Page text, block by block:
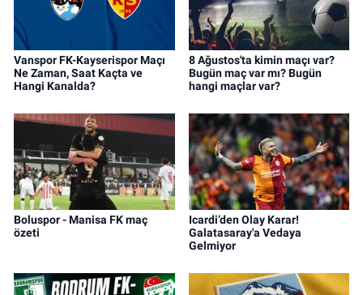
Vanspor FK-Kayserispor Maçı
Ne Zaman, Saat Kaçta ve
Hangi Kanalda?
8 Ağustos'ta kimin maçı var?
Bugün maç var mı? Bugün
hangi maçlar var?
Boluspor - Manisa FK maç
özeti
Icardi’den Olay Karar!
Galatasaray'a Vedaya
Gelmiyor